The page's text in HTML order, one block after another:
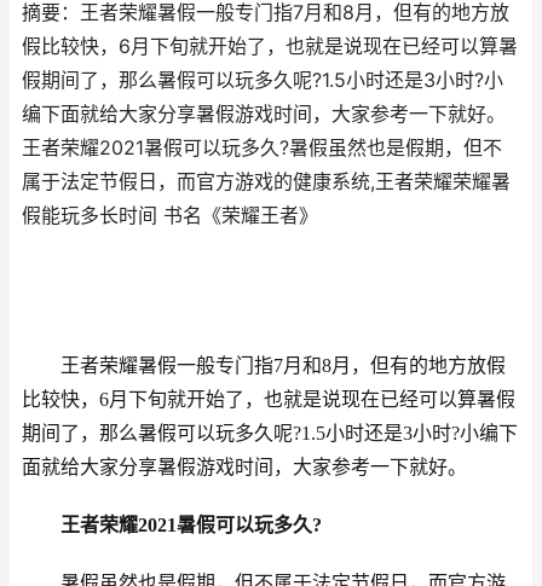
摘要：王者荣耀暑假一般专门指7月和8月，但有的地方放
假比较快，6月下旬就开始了，也就是说现在已经可以算暑
假期间了，那么暑假可以玩多久呢?1.5小时还是3小时?小
编下面就给大家分享暑假游戏时间，大家参考一下就好。
王者荣耀2021暑假可以玩多久?暑假虽然也是假期，但不
属于法定节假日，而官方游戏的健康系统,王者荣耀荣耀暑
假能玩多长时间 书名《荣耀王者》
王者荣耀暑假一般专门指7月和8月，但有的地方放假
比较快，6月下旬就开始了，也就是说现在已经可以算暑假
期间了，那么暑假可以玩多久呢?1.5小时还是3小时?小编下
面就给大家分享暑假游戏时间，大家参考一下就好。
王者荣耀2021暑假可以玩多久?